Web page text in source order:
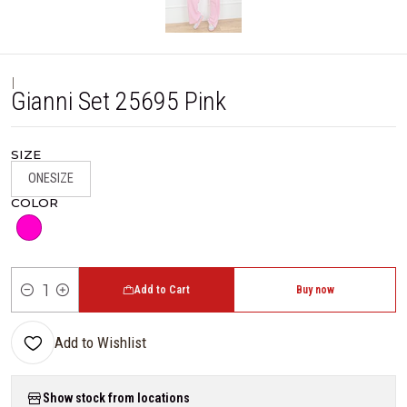
|
Gianni Set 25695 Pink
SIZE
ONESIZE
COLOR
Quantity
Add to Cart Buy now
Add to Wishlist
Show stock from locations